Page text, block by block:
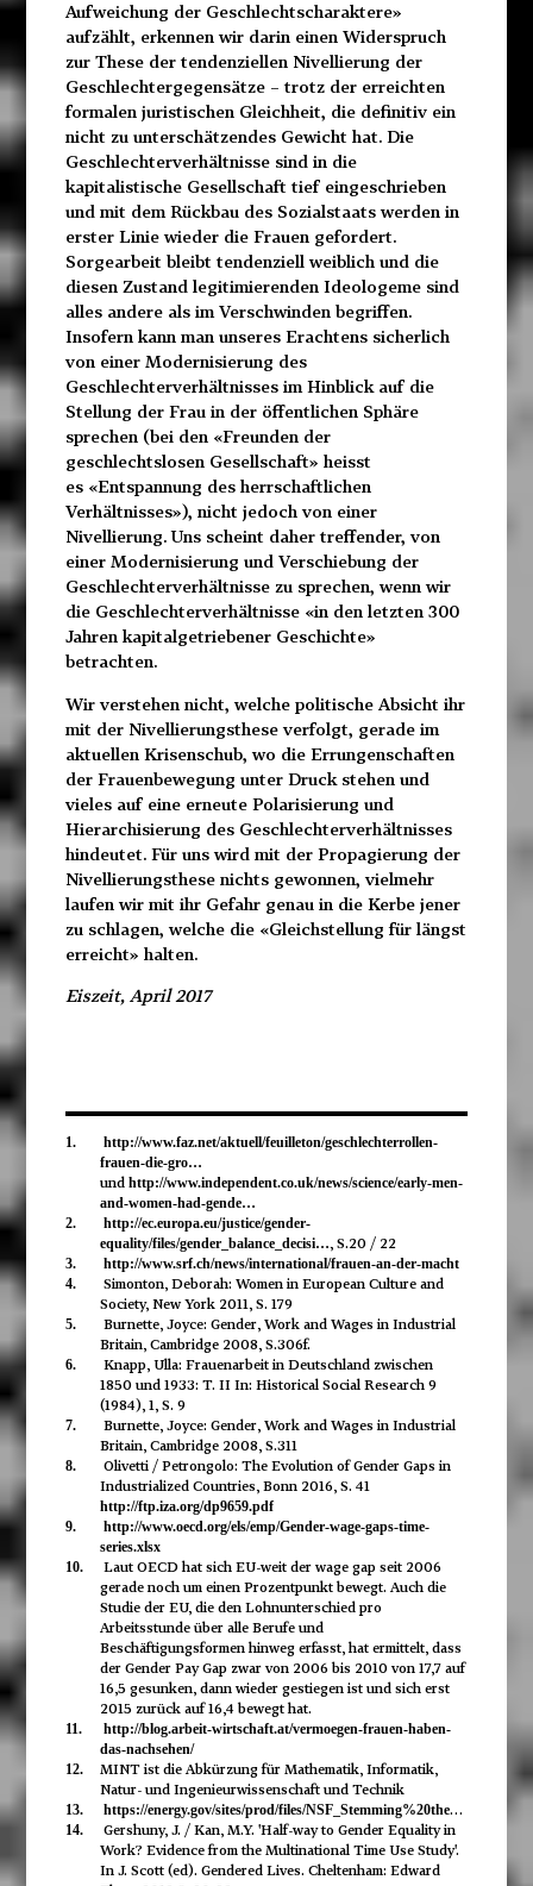
Aufweichung der Geschlechtscharaktere»
aufzählt, erkennen wir darin einen Widerspruch
zur These der tendenziellen Nivellierung der
Geschlechtergegensätze – trotz der erreichten
formalen juristischen Gleichheit, die definitiv ein
nicht zu unterschätzendes Gewicht hat. Die
Geschlechterverhältnisse sind in die
kapitalistische Gesellschaft tief eingeschrieben
und mit dem Rückbau des Sozialstaats werden in
erster Linie wieder die Frauen gefordert.
Sorgearbeit bleibt tendenziell weiblich und die
diesen Zustand legitimierenden Ideologeme sind
alles andere als im Verschwinden begriffen.
Insofern kann man unseres Erachtens sicherlich
von einer Modernisierung des
Geschlechterverhältnisses im Hinblick auf die
Stellung der Frau in der öffentlichen Sphäre
sprechen (bei den «Freunden der
geschlechtslosen Gesellschaft» heisst
es «Entspannung des herrschaftlichen
Verhältnisses»), nicht jedoch von einer
Nivellierung. Uns scheint daher treffender, von
einer Modernisierung und Verschiebung der
Geschlechterverhältnisse zu sprechen, wenn wir
die Geschlechterverhältnisse «in den letzten 300
Jahren kapitalgetriebener Geschichte»
betrachten.
Wir verstehen nicht, welche politische Absicht ihr
mit der Nivellierungsthese verfolgt, gerade im
aktuellen Krisenschub, wo die Errungenschaften
der Frauenbewegung unter Druck stehen und
vieles auf eine erneute Polarisierung und
Hierarchisierung des Geschlechterverhältnisses
hindeutet. Für uns wird mit der Propagierung der
Nivellierungsthese nichts gewonnen, vielmehr
laufen wir mit ihr Gefahr genau in die Kerbe jener
zu schlagen, welche die «Gleichstellung für längst
erreicht» halten.
Eiszeit, April 2017
1.
http://www.faz.net/aktuell/feuilleton/geschlechterrollen-
frauen-die-gro…
und http://www.independent.co.uk/news/science/early-men-
and-women-had-gende…
2.
http://ec.europa.eu/justice/gender-
equality/files/gender_balance_decisi… , S.20 / 22
3.
http://www.srf.ch/news/international/frauen-an-der-macht
4.
Simonton, Deborah: Women in European Culture and
Society, New York 2011, S. 179
5.
Burnette, Joyce: Gender, Work and Wages in Industrial
Britain, Cambridge 2008, S.306f.
6.
Knapp, Ulla: Frauenarbeit in Deutschland zwischen
1850 und 1933: T. II In: Historical Social Research 9
(1984), 1, S. 9
7.
Burnette, Joyce: Gender, Work and Wages in Industrial
Britain, Cambridge 2008, S.311
8.
Olivetti / Petrongolo: The Evolution of Gender Gaps in
Industrialized Countries, Bonn 2016, S. 41
http://ftp.iza.org/dp9659.pdf
9.
http://www.oecd.org/els/emp/Gender-wage-gaps-time-
series.xlsx
10.
Laut OECD hat sich EU-weit der wage gap seit 2006
gerade noch um einen Prozentpunkt bewegt. Auch die
Studie der EU, die den Lohnunterschied pro
Arbeitsstunde über alle Berufe und
Beschäftigungsformen hinweg erfasst, hat ermittelt, dass
der Gender Pay Gap zwar von 2006 bis 2010 von 17,7 auf
16,5 gesunken, dann wieder gestiegen ist und sich erst
2015 zurück auf 16,4 bewegt hat.
11.
http://blog.arbeit-wirtschaft.at/vermoegen-frauen-haben-
das-nachsehen/
12.
MINT ist die Abkürzung für Mathematik, Informatik,
Natur- und Ingenieurwissenschaft und Technik
13.
https://energy.gov/sites/prod/files/NSF_Stemming%20the%20Tide%20Why%20W…
14.
Gershuny, J. / Kan, M.Y. 'Half-way to Gender Equality in
Work? Evidence from the Multinational Time Use Study'.
In J. Scott (ed). Gendered Lives. Cheltenham: Edward